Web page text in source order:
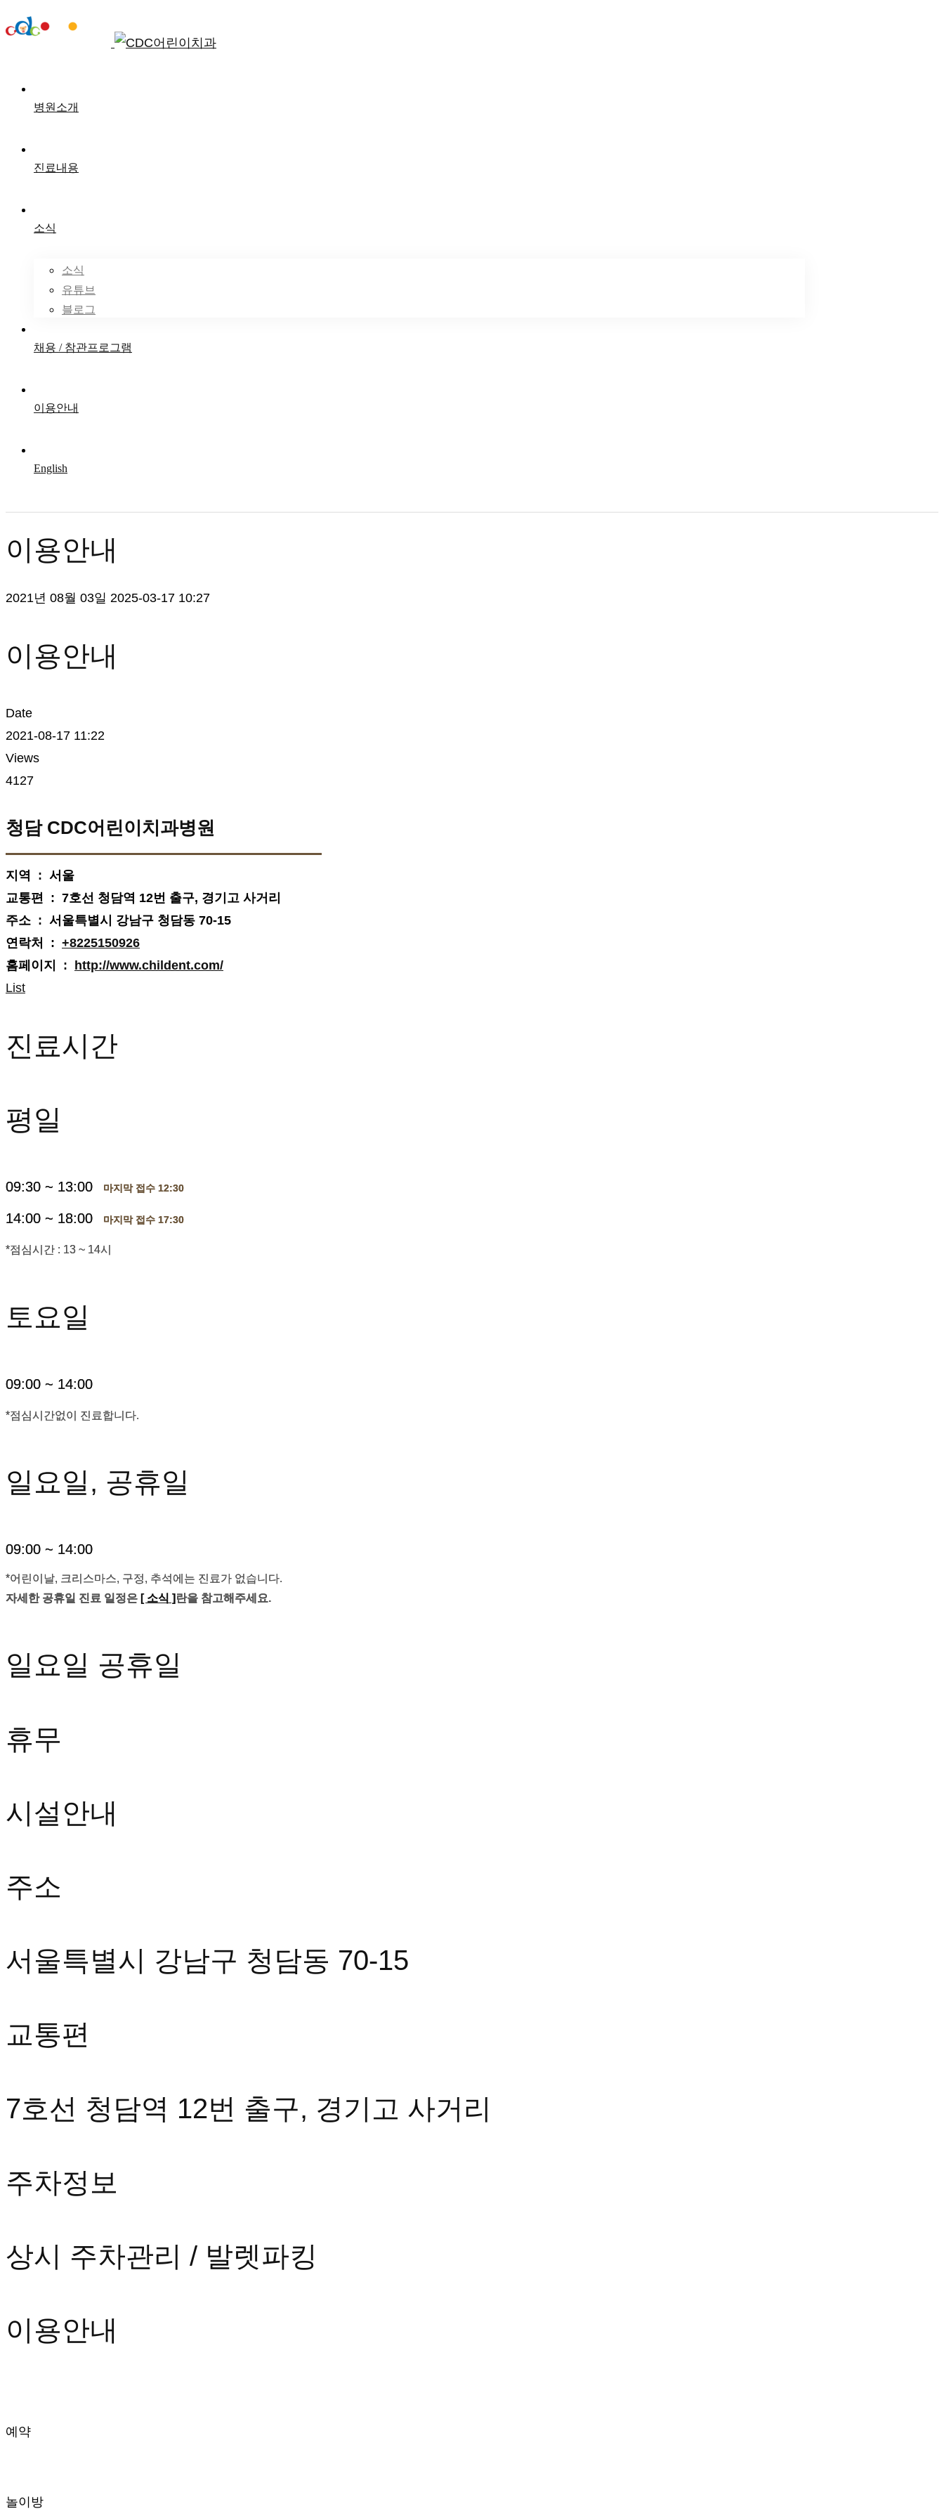
병원소개
진료내용
소식
소식
유튜브
블로그
채용 / 참관프로그램
이용안내
English
이용안내
2021년 08월 03일 2025-03-17 10:27
이용안내
이용안내
Date
2021-08-17 11:22
Views
4127
청담 CDC어린이치과병원
지역 : 서울
교통편 : 7호선 청담역 12번 출구, 경기고 사거리
주소 : 서울특별시 강남구 청담동 70-15
연락처 : +8225150926
홈페이지 :
http://www.childent.com/
List
진료시간
평일
09:30 ~ 13:00 마지막 접수 12:30
14:00 ~ 18:00 마지막 접수 17:30
*점심시간 : 13 ~ 14시
토요일
09:00 ~ 14:00
*점심시간없이 진료합니다.
일요일, 공휴일
09:00 ~ 14:00
*어린이날, 크리스마스, 구정, 추석에는 진료가 없습니다.
자세한 공휴일 진료 일정은 [ 소식 ] 란을 참고해주세요.
일요일 공휴일
휴무
시설안내
주소
서울특별시 강남구 청담동 70-15
교통편
7호선 청담역 12번 출구, 경기고 사거리
주차정보
상시 주차관리 / 발렛파킹
이용안내
예약
놀이방